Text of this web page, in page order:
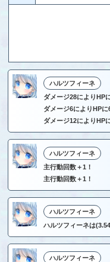
ハルツフィーネ
ダメージ28によりHP
ダメージ6によりHPに
ダメージ12によりHP
ハルツフィーネ
主行動回数＋1！
主行動回数＋1！
ハルツフィーネ
ハルツフィーネは
ハルツフィーネ